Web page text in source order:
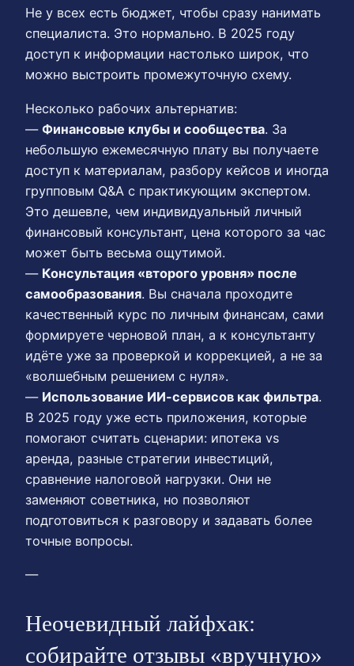
Не у всех есть бюджет, чтобы сразу нанимать
специалиста. Это нормально. В 2025 году
доступ к информации настолько широк, что
можно выстроить промежуточную схему.
Несколько рабочих альтернатив:
— Финансовые клубы и сообщества. За
небольшую ежемесячную плату вы получаете
доступ к материалам, разбору кейсов и иногда
групповым Q&A с практикующим экспертом.
Это дешевле, чем индивидуальный личный
финансовый консультант, цена которого за час
может быть весьма ощутимой.
— Консультация «второго уровня» после
самообразования. Вы сначала проходите
качественный курс по личным финансам, сами
формируете черновой план, а к консультанту
идёте уже за проверкой и коррекцией, а не за
«волшебным решением с нуля».
— Использование ИИ-сервисов как фильтра.
В 2025 году уже есть приложения, которые
помогают считать сценарии: ипотека vs
аренда, разные стратегии инвестиций,
сравнение налоговой нагрузки. Они не
заменяют советника, но позволяют
подготовиться к разговору и задавать более
точные вопросы.
—
Неочевидный лайфхак:
собирайте отзывы «вручную»